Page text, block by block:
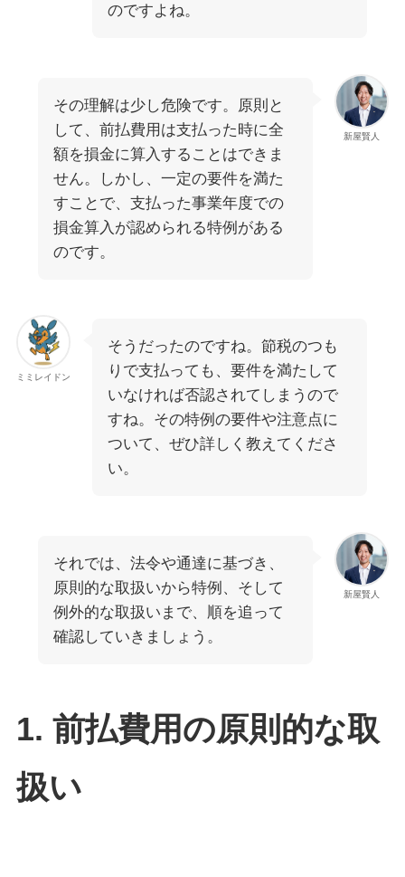
のですよね。
新屋賢人
その理解は少し危険です。原則と
して、前払費用は支払った時に全
額を損金に算入することはできま
せん。しかし、一定の要件を満た
すことで、支払った事業年度での
損金算入が認められる特例がある
のです。
ミミレイドン
そうだったのですね。節税のつも
りで支払っても、要件を満たして
いなければ否認されてしまうので
すね。その特例の要件や注意点に
ついて、ぜひ詳しく教えてくださ
い。
新屋賢人
それでは、法令や通達に基づき、
原則的な取扱いから特例、そして
例外的な取扱いまで、順を追って
確認していきましょう。
1. 前払費用の原則的な取
扱い